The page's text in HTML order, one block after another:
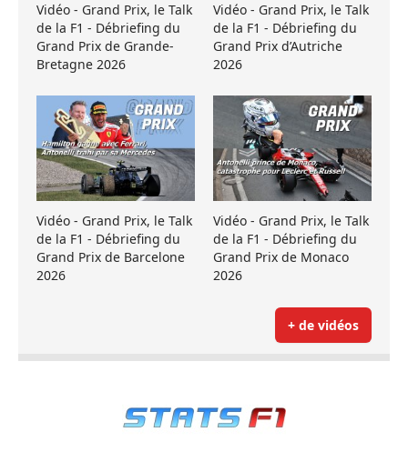
Vidéo - Grand Prix, le Talk
de la F1 - Débriefing du
Grand Prix de Grande-
Bretagne 2026
Vidéo - Grand Prix, le Talk
de la F1 - Débriefing du
Grand Prix d’Autriche
2026
Vidéo - Grand Prix, le Talk
de la F1 - Débriefing du
Grand Prix de Barcelone
2026
Vidéo - Grand Prix, le Talk
de la F1 - Débriefing du
Grand Prix de Monaco
2026
+ de vidéos